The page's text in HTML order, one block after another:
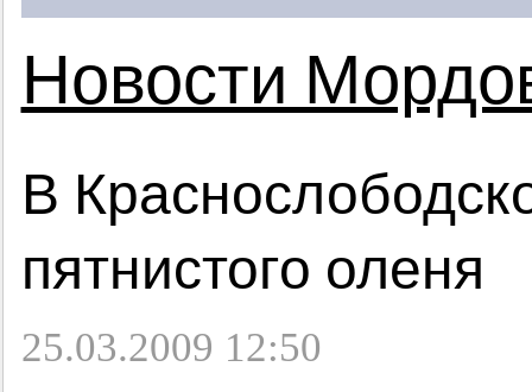
Новости
В
пятнистого оленя
25.03.2009 12:50